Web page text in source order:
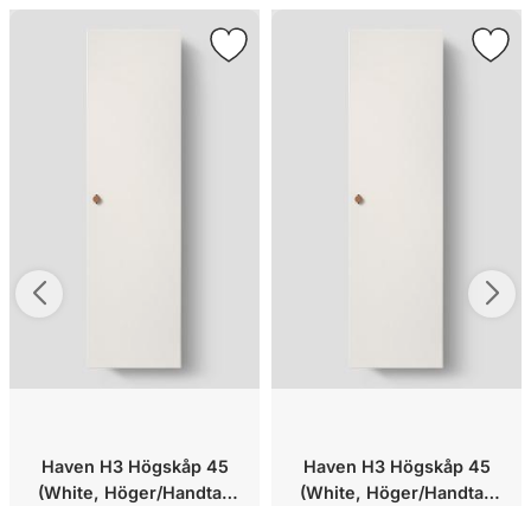
Haven H3 Högskåp 45
(White, Höger/Handtag
Haven H3 Högskåp 45
(White, Höger/Handtag